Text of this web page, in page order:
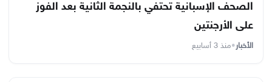
الصحف الإسبانية تحتفي بالنجمة الثانية بعد الفوز
على الأرجنتين
الأخبار•منذ 3 أسابيع